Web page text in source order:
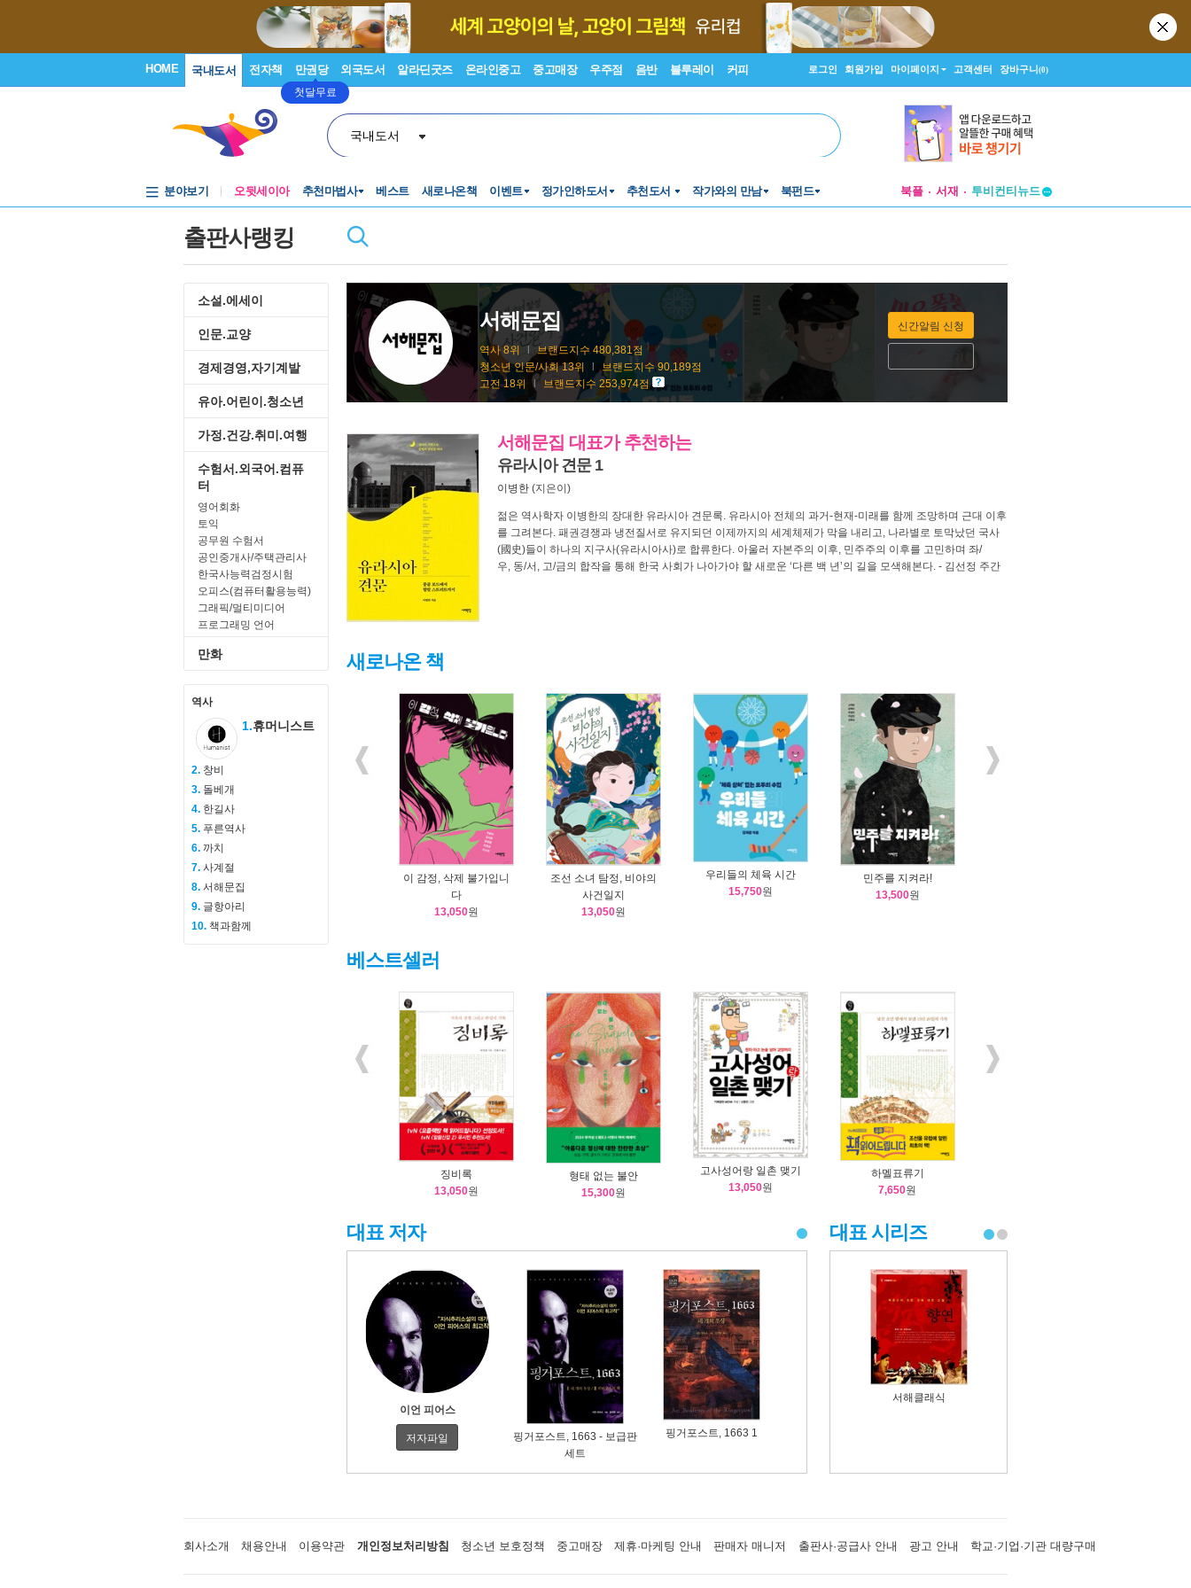
HOME 국내도서 전자책 만권당
첫달무료
외국도서 알라딘굿즈 온라인중고 중고매장 우주점 음반 블루레이 커피 로그인 회원가입 마이페이지 고객센터 장바구니(0)
국내도서
분야보기 오뒷세이아 추천마법사 베스트 새로나온책 이벤트 정가인하도서 추천도서 작가와의 만남 북펀드 북플 서재
투비컨티뉴드
출판사랭킹
소설.에세이
인문.교양
경제경영,자기계발
유아.어린이.청소년
가정.건강.취미.여행
수험서.외국어.컴퓨
터
영어회화
토익
공무원 수험서
공인중개사/주택관리사
한국사능력검정시험
오피스(컴퓨터활용능력)
그래픽/멀티미디어
프로그래밍 언어
만화
역사
1.휴머니스트
2. 창비
3. 돌베개
4. 한길사
5. 푸른역사
6. 까치
7. 사계절
8. 서해문집
9. 글항아리
10. 책과함께
서해문집
역사 8위
브랜드지수 480,381점
청소년 인문/사회 13위
브랜드지수 90,189점
고전 18위
브랜드지수 253,974점
신간알림 신청
서해문집 대표가 추천하는
유라시아 견문 1
이병한 (지은이)
젊은 역사학자 이병한의 장대한 유라시아 견문록. 유라시아 전체의 과거-현재-미래를 함께 조망하며 근대 이후
를 그려본다. 패권경쟁과 냉전질서로 유지되던 이제까지의 세계체제가 막을 내리고, 나라별로 토막났던 국사
(國史)들이 하나의 지구사(유라시아사)로 합류한다. 아울러 자본주의 이후, 민주주의 이후를 고민하며 좌/
우, 동/서, 고/금의 합작을 통해 한국 사회가 나아가야 할 새로운 ‘다른 백 년’의 길을 모색해본다. - 김선정 주간
새로나온 책
이 감정, 삭제 불가입니
다
13,050원
조선 소녀 탐정, 비야의
사건일지
13,050원
우리들의 체육 시간
15,750원
민주를 지켜라!
13,500원
베스트셀러
징비록
13,050원
형태 없는 불안
15,300원
고사성어랑 일촌 맺기
13,050원
하멜표류기
7,650원
대표 저자
이언 피어스
저자파일
핑거포스트, 1663 - 보급판
세트
핑거포스트, 1663 1
대표 시리즈
서해클래식
회사소개 채용안내 이용약관 개인정보처리방침 청소년 보호정책 중고매장 제휴·마케팅 안내 판매자 매니저 출판사·공급사 안내 광고 안내 학교·기업·기관 대량구매